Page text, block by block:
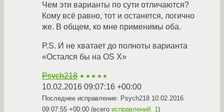
Чем эти варианты по сути отличаются?
Кому всё равно, тот и останется, логично
же. В общем, ко мне применимы оба.
P.S. И не хватает до полноты варианта
«Остался бы на OS X»
Psych218 ★★★★★
10.02.2016 09:07:16 +00:00
Последнее исправление: Psych218 10.02.2016
09:07:55 +00:00 (всего исправлений: 1)